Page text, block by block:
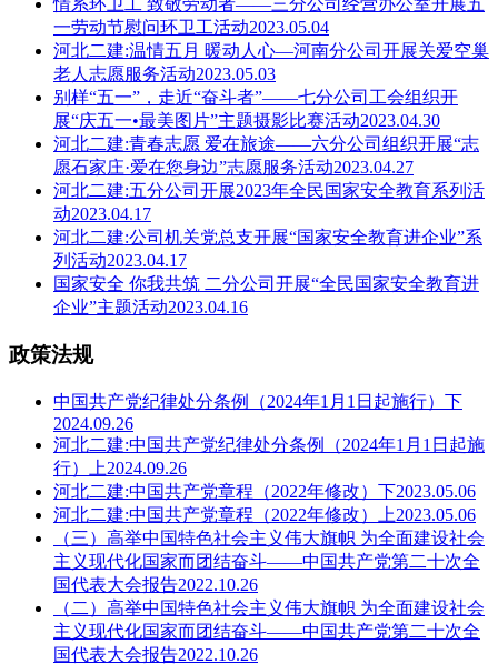
情系环卫工 致敬劳动者——三分公司经营办公室开展五
一劳动节慰问环卫工活动2023.05.04
河北二建:温情五月 暖动人心—河南分公司开展关爱空巢
老人志愿服务活动2023.05.03
别样“五一”，走近“奋斗者”——七分公司工会组织开
展“庆五一•最美图片”主题摄影比赛活动2023.04.30
河北二建:青春志愿 爱在旅途——六分公司组织开展“志
愿石家庄·爱在您身边”志愿服务活动2023.04.27
河北二建:五分公司开展2023年全民国家安全教育系列活
动2023.04.17
河北二建:公司机关党总支开展“国家安全教育进企业”系
列活动2023.04.17
国家安全 你我共筑 二分公司开展“全民国家安全教育进
企业”主题活动2023.04.16
政策法规
中国共产党纪律处分条例（2024年1月1日起施行）下
2024.09.26
河北二建:中国共产党纪律处分条例（2024年1月1日起施
行）上2024.09.26
河北二建:中国共产党章程（2022年修改）下2023.05.06
河北二建:中国共产党章程（2022年修改）上2023.05.06
（三）高举中国特色社会主义伟大旗帜 为全面建设社会
主义现代化国家而团结奋斗——中国共产党第二十次全
国代表大会报告2022.10.26
（二）高举中国特色社会主义伟大旗帜 为全面建设社会
主义现代化国家而团结奋斗——中国共产党第二十次全
国代表大会报告2022.10.26